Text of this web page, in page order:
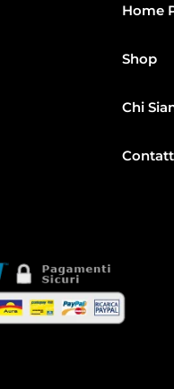
Home
Shop
Chi